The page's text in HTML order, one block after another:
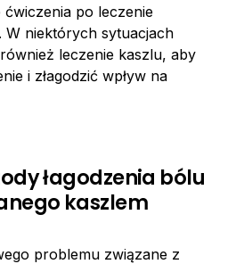
po leczenie
W niektórych sytuacjach
leczenie kaszlu, aby
i złagodzić wpływ na
łagodzenia bólu
kaszlem
problemu związane z